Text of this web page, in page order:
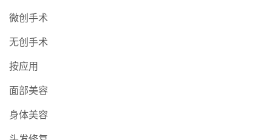
微创手术
无创手术
按应用
面部美容
身体美容